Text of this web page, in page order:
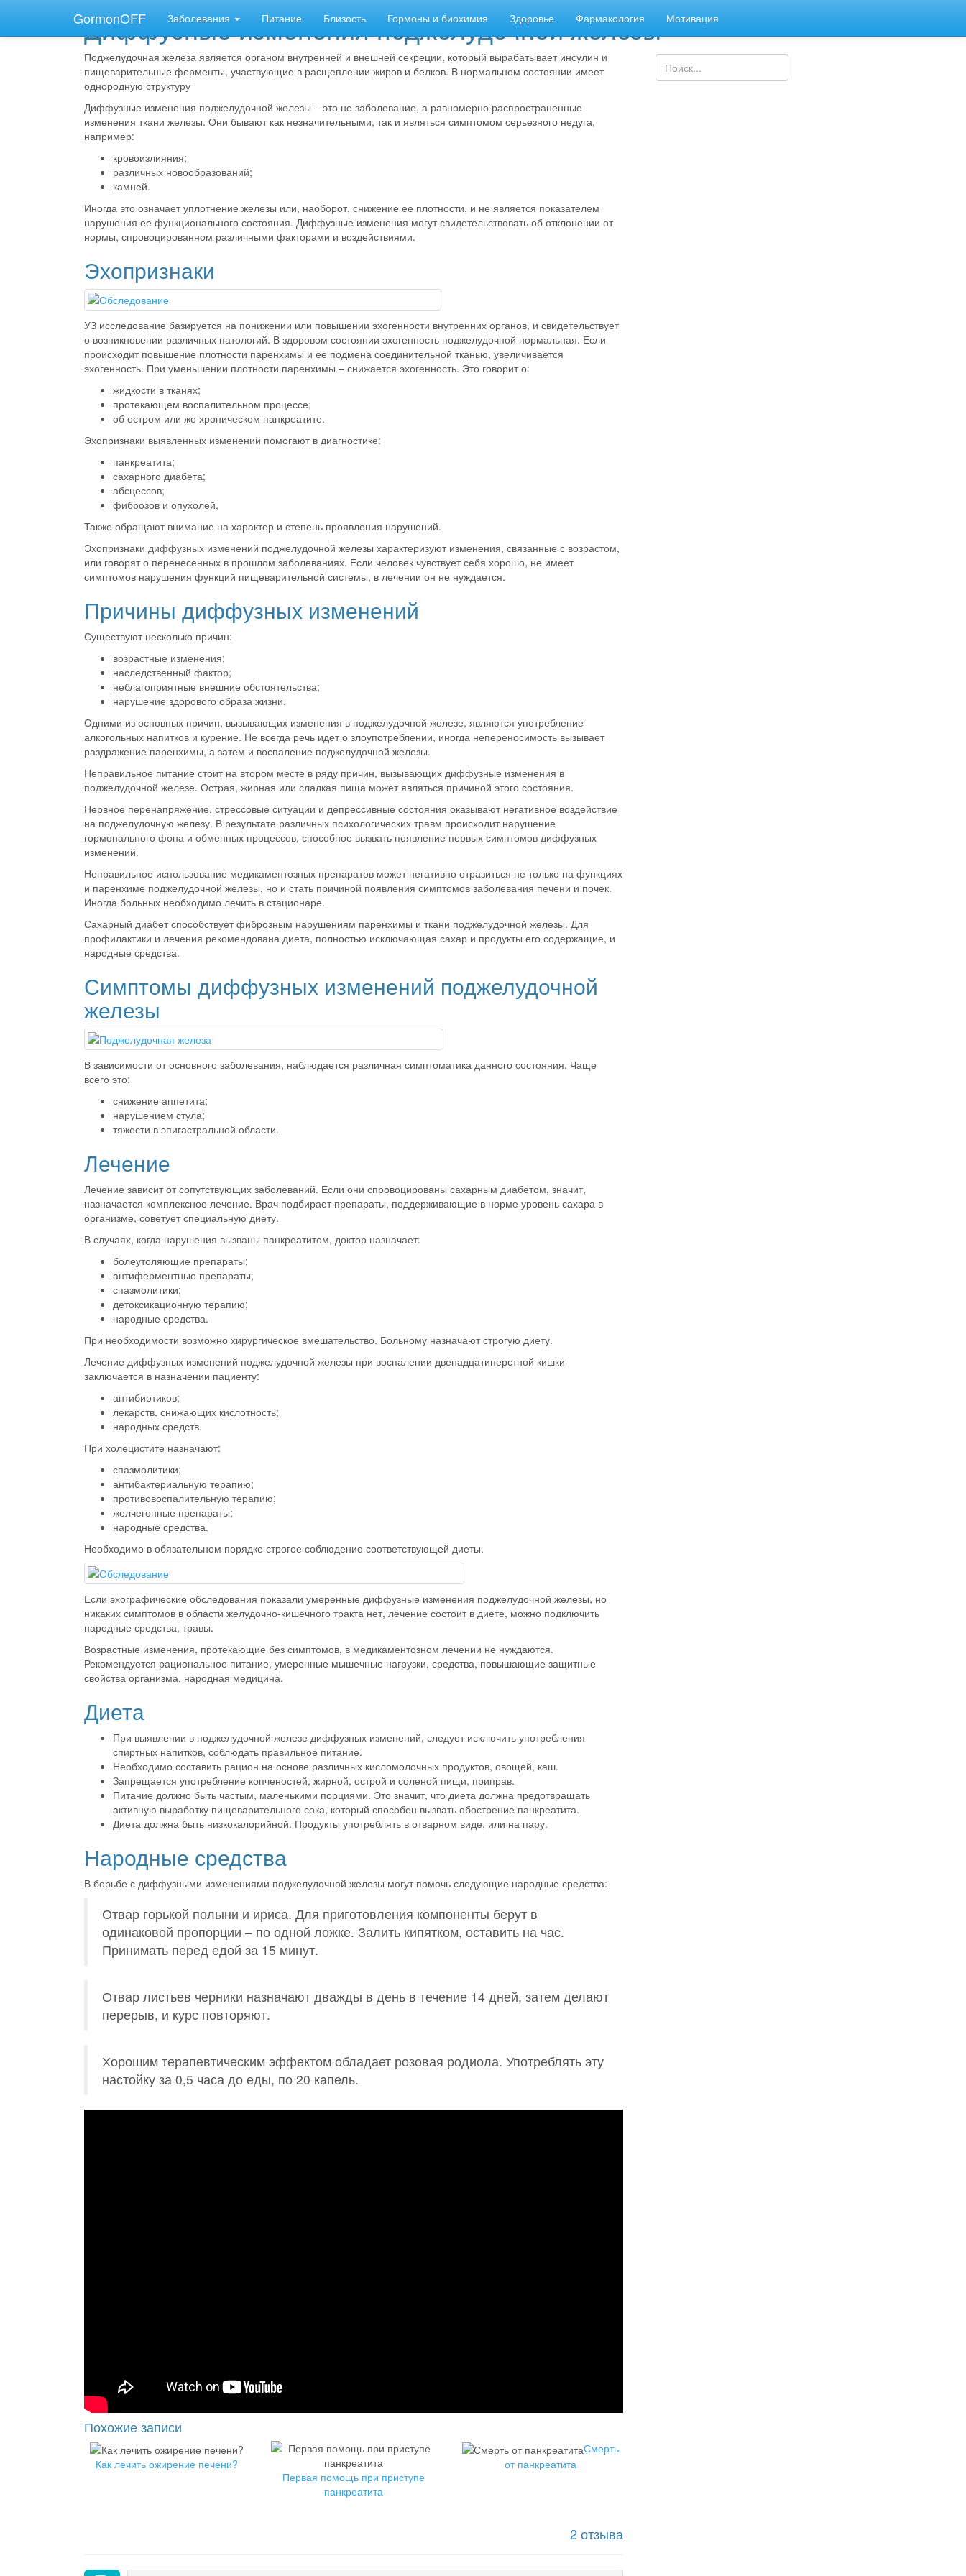
GormonOFF Заболевания Питание Близость Гормоны и биохимия Здоровье Фармакология Мотивация
Диффузные изменения поджелудочной железы
Поджелудочная железа является органом внутренней и внешней секреции, который вырабатывает инсулин и
пищеварительные ферменты, участвующие в расщеплении жиров и белков. В нормальном состоянии имеет
однородную структуру
Диффузные изменения поджелудочной железы – это не заболевание, а равномерно распространенные
изменения ткани железы. Они бывают как незначительными, так и являться симптомом серьезного недуга,
например:
кровоизлияния;
различных новообразований;
камней.
Иногда это означает уплотнение железы или, наоборот, снижение ее плотности, и не является показателем
нарушения ее функционального состояния. Диффузные изменения могут свидетельствовать об отклонении от
нормы, спровоцированном различными факторами и воздействиями.
Эхопризнаки
УЗ исследование базируется на понижении или повышении эхогенности внутренних органов, и свидетельствует
о возникновении различных патологий. В здоровом состоянии эхогенность поджелудочной нормальная. Если
происходит повышение плотности паренхимы и ее подмена соединительной тканью, увеличивается
эхогенность. При уменьшении плотности паренхимы – снижается эхогенность. Это говорит о:
жидкости в тканях;
протекающем воспалительном процессе;
об остром или же хроническом панкреатите.
Эхопризнаки выявленных изменений помогают в диагностике:
панкреатита;
сахарного диабета;
абсцессов;
фиброзов и опухолей,
Также обращают внимание на характер и степень проявления нарушений.
Эхопризнаки диффузных изменений поджелудочной железы характеризуют изменения, связанные с возрастом,
или говорят о перенесенных в прошлом заболеваниях. Если человек чувствует себя хорошо, не имеет
симптомов нарушения функций пищеварительной системы, в лечении он не нуждается.
Причины диффузных изменений
Существуют несколько причин:
возрастные изменения;
наследственный фактор;
неблагоприятные внешние обстоятельства;
нарушение здорового образа жизни.
Одними из основных причин, вызывающих изменения в поджелудочной железе, являются употребление
алкогольных напитков и курение. Не всегда речь идет о злоупотреблении, иногда непереносимость вызывает
раздражение паренхимы, а затем и воспаление поджелудочной железы.
Неправильное питание стоит на втором месте в ряду причин, вызывающих диффузные изменения в
поджелудочной железе. Острая, жирная или сладкая пища может являться причиной этого состояния.
Нервное перенапряжение, стрессовые ситуации и депрессивные состояния оказывают негативное воздействие
на поджелудочную железу. В результате различных психологических травм происходит нарушение
гормонального фона и обменных процессов, способное вызвать появление первых симптомов диффузных
изменений.
Неправильное использование медикаментозных препаратов может негативно отразиться не только на функциях
и паренхиме поджелудочной железы, но и стать причиной появления симптомов заболевания печени и почек.
Иногда больных необходимо лечить в стационаре.
Сахарный диабетспособствует фиброзным нарушениям паренхимы и ткани поджелудочной железы. Для
профилактики и лечения рекомендована диета, полностью исключающая сахар и продукты его содержащие, и
народные средства.
Симптомы диффузных изменений поджелудочной
железы
В зависимости от основного заболевания, наблюдается различная симптоматика данного состояния. Чаще
всего это:
снижение аппетита;
нарушением стула;
тяжести в эпигастральной области.
Лечение
Лечение зависит от сопутствующих заболеваний. Если они спровоцированы сахарным диабетом, значит,
назначается комплексное лечение. Врач подбирает препараты, поддерживающие в норме уровень сахара в
организме, советует специальную диету.
В случаях, когда нарушения вызваны панкреатитом, доктор назначает:
болеутоляющие препараты;
антиферментные препараты;
спазмолитики;
детоксикационную терапию;
народные средства.
При необходимости возможно хирургическое вмешательство. Больному назначают строгую диету.
Лечение диффузных изменений поджелудочной железы при воспалении двенадцатиперстной кишки
заключается в назначении пациенту:
антибиотиков;
лекарств, снижающих кислотность;
народных средств.
При холецистите назначают:
спазмолитики;
антибактериальную терапию;
противовоспалительную терапию;
желчегонные препараты;
народные средства.
Необходимо в обязательном порядке строгое соблюдение соответствующей диеты.
Если эхографические обследования показали умеренные диффузные изменения поджелудочной железы, но
никаких симптомов в области желудочно-кишечного тракта нет, лечение состоит в диете, можно подключить
народные средства, травы.
Возрастные изменения, протекающие без симптомов, в медикаментозном лечении не нуждаются.
Рекомендуется рациональное питание, умеренные мышечные нагрузки, средства, повышающие защитные
свойства организма, народная медицина.
Диета
При выявлении в поджелудочной железе диффузных изменений, следует исключить употребления
спиртных напитков, соблюдать правильное питание.
Необходимо составить рацион на основе различных кисломолочных продуктов, овощей, каш.
Запрещается употребление копченостей, жирной, острой и соленой пищи, приправ.
Питание должно быть частым, маленькими порциями. Это значит, что диета должна предотвращать
активную выработку пищеварительного сока, который способен вызвать обострение панкреатита.
Диета должна быть низкокалорийной. Продукты употреблять в отварном виде, или на пару.
Народные средства
В борьбе с диффузными изменениями поджелудочной железы могут помочь следующие народные средства:
Отвар горькой полыни и ириса. Для приготовления компоненты берут в
одинаковой пропорции – по одной ложке. Залить кипятком, оставить на час.
Принимать перед едой за 15 минут.
Отвар листьев черники назначают дважды в день в течение 14 дней, затем делают
перерыв, и курс повторяют.
Хорошим терапевтическим эффектом обладает розовая родиола. Употреблять эту
настойку за 0,5 часа до еды, по 20 капель.
Похожие записи
Как лечить ожирение печени?
Первая помощь при приступе
панкреатита
Смерть
от панкреатита
2 отзыва